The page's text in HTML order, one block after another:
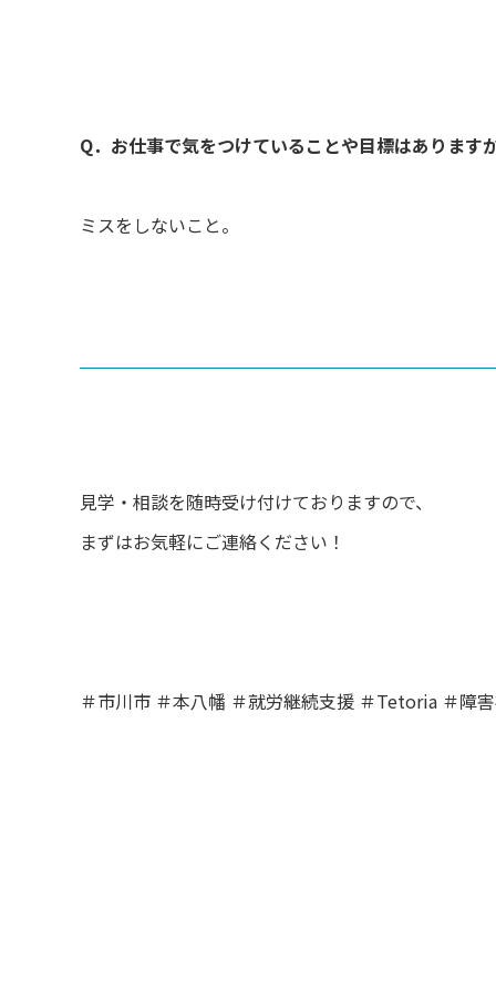
Q．お仕事で気をつけていることや目標はあります
ミスをしないこと。
見学・相談を随時受け付けておりますので、
まずはお気軽にご連絡ください！
＃市川市 ＃本八幡 ＃就労継続支援 ＃Tetoria ＃障